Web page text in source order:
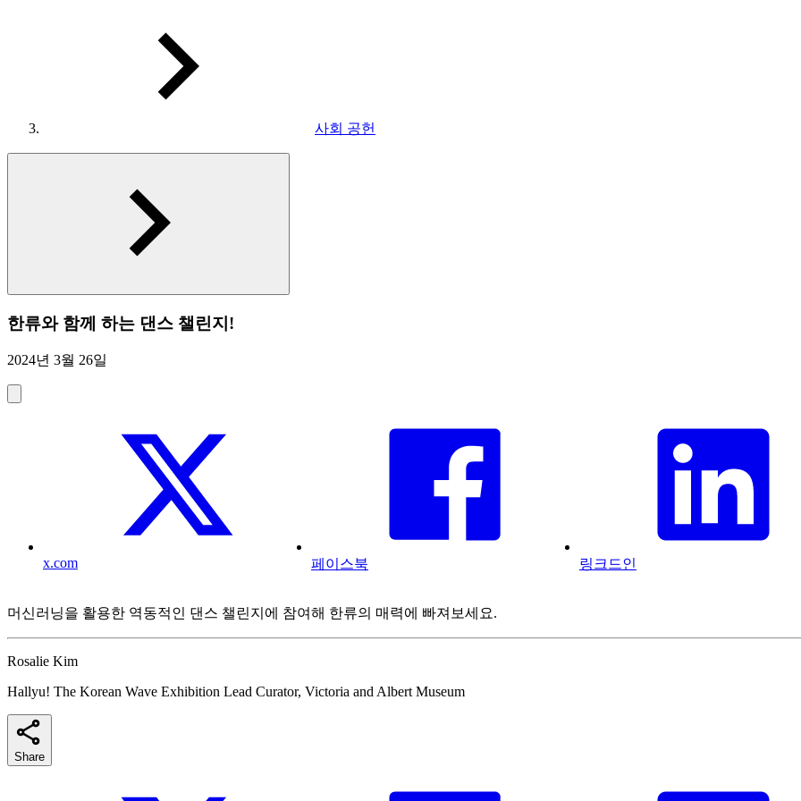
사회 공헌
한류와 함께 하는 댄스 챌린지!
2024년 3월 26일
x.com 페이스북 링크드인
머신러닝을 활용한 역동적인 댄스 챌린지에 참여해 한류의 매력에 빠져보세요.
Rosalie Kim
Hallyu! The Korean Wave Exhibition Lead Curator, Victoria and Albert Museum
Share